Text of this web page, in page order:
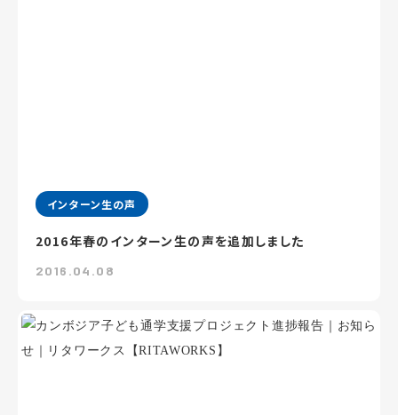
インターン生の声
2016年春のインターン生の声を追加しました
2016.04.08